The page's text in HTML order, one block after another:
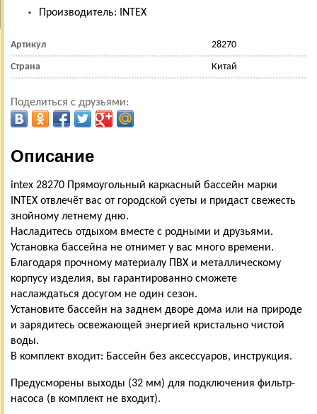
Производитель: INTEX
Артикул 28270
Страна Китай
Поделиться с друзьями:
Описание
intex 28270 Прямоугольный каркасный бассейн марки
INTEX отвлечёт вас от городской суеты и придаст свежесть
знойному летнему дню.
Насладитесь отдыхом вместе с родными и друзьями.
Установка бассейна не отнимет у вас много времени.
Благодаря прочному материалу ПВХ и металлическому
корпусу изделия, вы гарантированно сможете
наслаждаться досугом не один сезон.
Установите бассейн на заднем дворе дома или на природе
и зарядитесь освежающей энергией кристально чистой
воды.
В комплект входит: Бассейн без аксессуаров, инструкция.
Предусморены выходы (32 мм) для подключения фильтр-
насоса (в комплект не входит).